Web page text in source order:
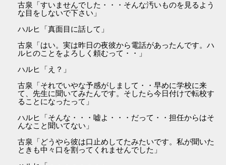
古泉「すいませんでした・・・そんな汚いものを見るよう
な目をしないで下さい」
ハルヒ「真面目に話して」
古泉「はい。実は昨日の夜彼から電話があったんです。ハ
ルヒのことをよろしく頼むって・・」
ハルヒ「え？」
古泉「それでいやな予感がしまして・・早めに学校に来
て、先生に聞いてみたんです。そしたら今日付けで転校す
ることになったって」
ハルヒ「そんな・・・嘘よ・・・だって・・担任からはそ
んなこと聞いてない」
古泉「どうやら彼は口止めしてたみたいです。私が聞いた
ときも中々口を割ってくれませんでした」